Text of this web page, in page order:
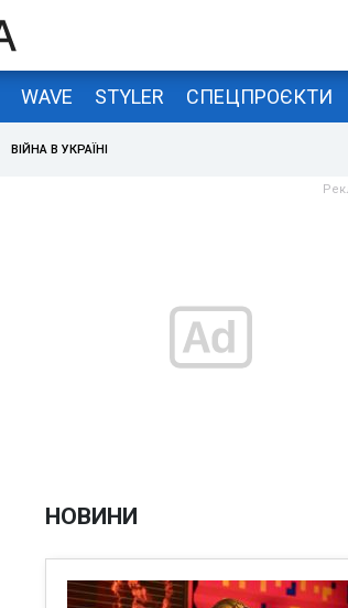
WAVE STYLER СПЕЦПРОЄКТИ
ВІЙНА В УКРАЇНІ
НОВИНИ